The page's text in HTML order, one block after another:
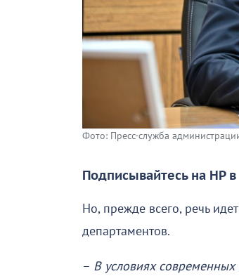
Фото: Пресс-служба
Подписывайтесь на НР в
Но, прежде всего, речь
департаментов.
– В условиях